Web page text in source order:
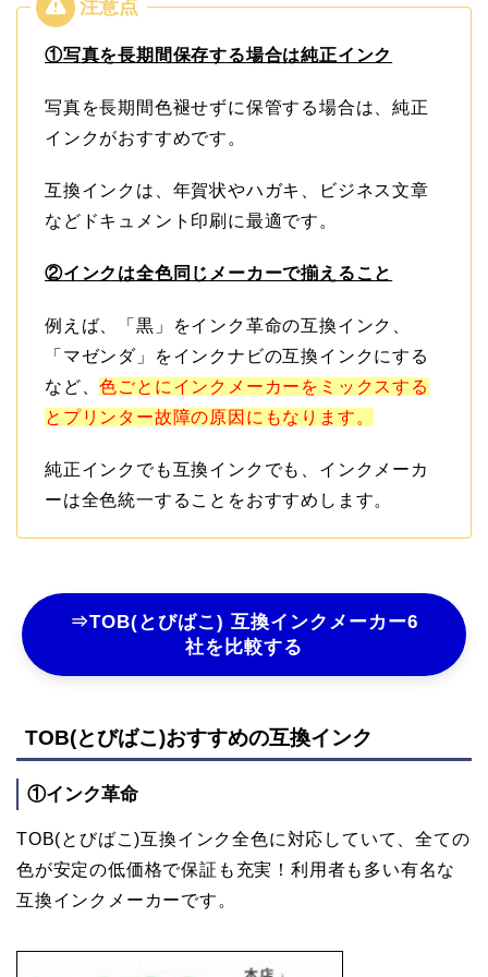
①写真を長期間保存する場合は純正インク
写真を長期間色褪せずに保管する場合は、純正
インクがおすすめです。
互換インクは、年賀状やハガキ、ビジネス文章
などドキュメント印刷に最適です。
②インクは全色同じメーカーで揃えること
例えば、「黒」をインク革命の互換インク、
「マゼンダ」をインクナビの互換インクにする
など、色ごとにインクメーカーをミックスする
とプリンター故障の原因にもなります。
純正インクでも互換インクでも、インクメーカ
ーは全色統一することをおすすめします。
⇒TOB(とびばこ) 互換インクメーカー6
社を比較する
TOB(とびばこ)おすすめの互換インク
①インク革命
TOB(とびばこ)互換インク全色に対応していて、全ての
色が安定の低価格で保証も充実！利用者も多い有名な
互換インクメーカーです。